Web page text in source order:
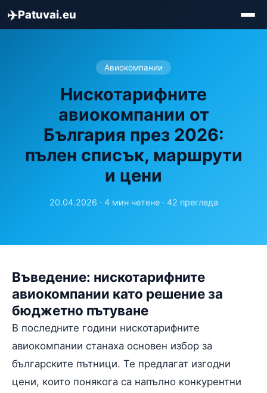
✈️Patuvai.eu
Авиокомпании
Нискотарифните
авиокомпании от
България през 2026:
пълен списък, маршрути
и цени
20.04.2026 · 4 мин четене · 42 прегледа
Въведение: нискотарифните
авиокомпании като решение за
бюджетно пътуване
В последните години нискотарифните
авиокомпании станаха основен избор за
българските пътници. Те предлагат изгодни
цени, които понякога са напълно конкурентни